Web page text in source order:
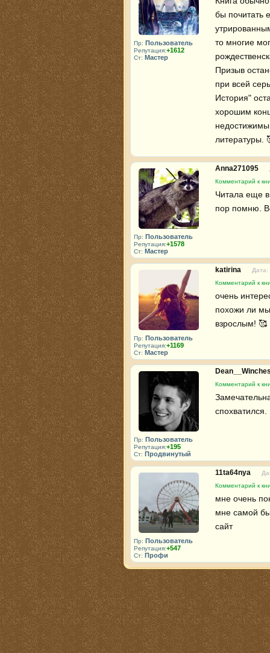
Пр: Пользователь
Репутация:+1612
Ст: Мастер
бы почитать
то многие
Призыв
при всей
История"
хорошим
литературы.
Пр: Пользователь
Репутация:+1578
Ст: Мастер
Anna271095
Комментарий к
Читала еще
пор помню.
Пр: Пользователь
Репутация:+1169
Ст: Мастер
katirina
Дата:
Комментарий к
очень
похожи ли
взрослым!
Пр: Пользователь
Репутация:+195
Ст: Продвинутый
Комментарий к
Пр: Пользователь
Репутация:+547
Ст: Профи
11ta64nya
Комментарий к
мне очень
мне самой
сайт